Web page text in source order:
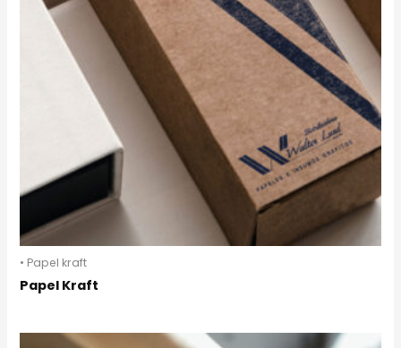
• Papel kraft
Papel Kraft